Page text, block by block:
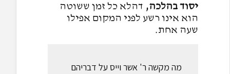
יסוד בהלכה, דהלא כל זמן ששוטה
הוא אינו רשע לפני המקום אפילו
שעה אחת.
מה מקשה ר' אשר וייס על דבריהם